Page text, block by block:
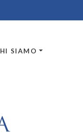
SIAMO